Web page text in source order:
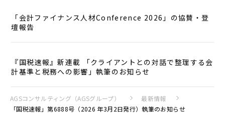
「会計ファイナンス人材Conference 2026」の協賛・登
壇報告
『国税速報』新連載 「クライアントとの対話で整理する会
計基準と税務への影響」執筆のお知らせ
AGSコンサルティング（AGSグループ）
最新情報
「国税速報」第6888号（2026 年3月2日発行）執筆のお知らせ